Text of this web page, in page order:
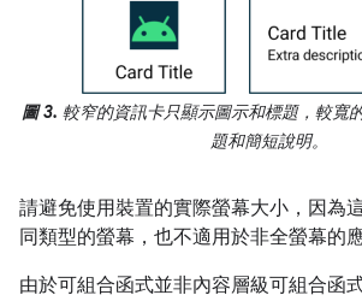
圖 3. 較窄的資訊卡只顯示圖示和標題，較寬
題和簡短說明。
請避免使用裝置的實際螢幕大小，因為
同類型的螢幕，也不適用於非全螢幕的應
由於可組合函式並非內容層級可組合函